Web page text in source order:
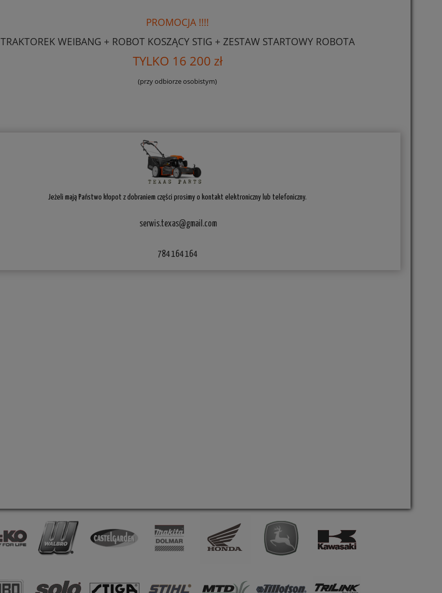
PROMOCJA !!!!
TRAKTOREK WEIBANG + ROBOT KOSZĄCY STIG + ZESTAW STARTOWY ROBOTA
TYLKO 16 200 zł
(przy odbiorze osobistym)
Jeżeli mają Państwo kłopot z dobraniem części prosimy o kontakt elektroniczny lub telefoniczny.
serwis.texas@gmail.com
784 164 164